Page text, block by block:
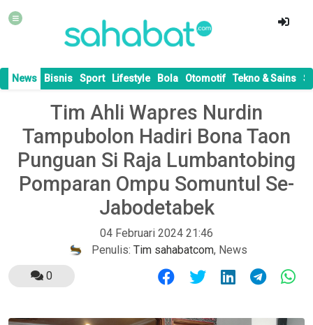
News Bisnis Sport Lifestyle Bola Otomotif Tekno & Sains
Tim Ahli Wapres Nurdin
Tampubolon Hadiri Bona Taon
Punguan Si Raja Lumbantobing
Pomparan Ompu Somuntul Se-
Jabodetabek
04 Februari 2024 21:46
Penulis: Tim sahabatcom, News
0